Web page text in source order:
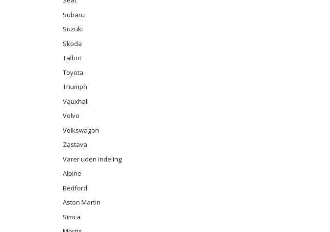
Subaru
Suzuki
Skoda
Talbot
Toyota
Triumph
Vauxhall
Volvo
Volkswagon
Zastava
Varer uden indeling
Alpine
Bedford
Aston Martin
Simca